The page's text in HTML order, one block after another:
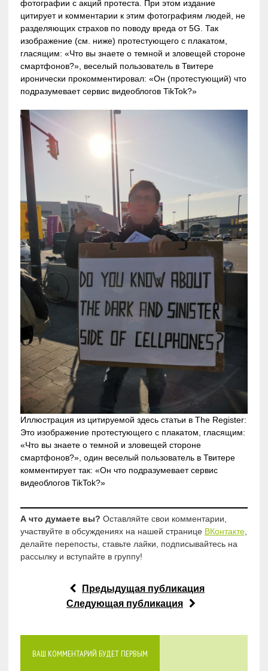
фотографии с акций протеста. При этом издание
цитирует и комментарии к этим фотографиям людей, не
разделяющих страхов по поводу вреда от 5G. Так
изображение (см. ниже) протестующего с плакатом,
гласящим: «Что вы знаете о темной и зловещей стороне
смартфонов?», веселый пользователь в Твитере
иронически прокомментировал: «Он (протестующий) что
подразумевает сервис видеоблогов TikTok?»
Иллюстрация из цитируемой здесь статьи в The Register:
Это изображение протестующего с плакатом, гласящим:
«Что вы знаете о темной и зловещей стороне
смартфонов?», один веселый пользователь в Твитере
комментирует так: «Он что подразумевает сервис
видеоблогов TikTok?»
А что думаете вы? Оставляйте свои комментарии,
участвуйте в обсуждениях на нашей странице ВКонтакте,
делайте перепосты, ставьте лайки, подписывайтесь на
рассылку и вступайте в группу!
Предыдущая публикация
Следующая публикация
ВАШ КОММЕНТАРИЙ БУДЕТ ПЕРВЫМ